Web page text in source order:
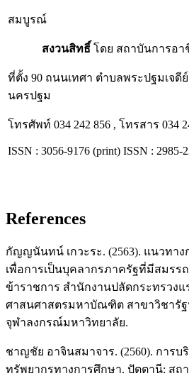
สมบูรณ์
สงวนสิทธิ์ โดย สถาบันการอ
ที่ตั้ง 90 ถนนเทศา ตำบลพระปฐมเจดี
นครปฐม
โทรศัพท์ 034 242 856 , โทรส
ISSN : 3056-9176 (print) ISSN : 2985-
References
กัญญนันทน์ เกวะระ. (2563). แนวทา
เพื่อการเป็นบุคลากรภาครัฐที่มีสมรร
ข้าราชการ สำนักงานปลัดกระทรวง
ศาสนศาสตรมหาบัณฑิต สาขาวิชารัฐ
จุฬาลงกรณ์มหาวิทยาลัย.
ชาญชัย อาจินสมาจาร. (2560). การบ
ทรัพยากรทางการศึกษา. ปัตตานี: สถ